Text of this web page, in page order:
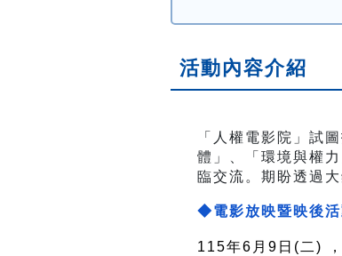
活動內容介紹
「人權電影院」試
體」、「環境與權
臨交流。期盼透過
◆電影放映暨映後活
115年6月9 日(二)